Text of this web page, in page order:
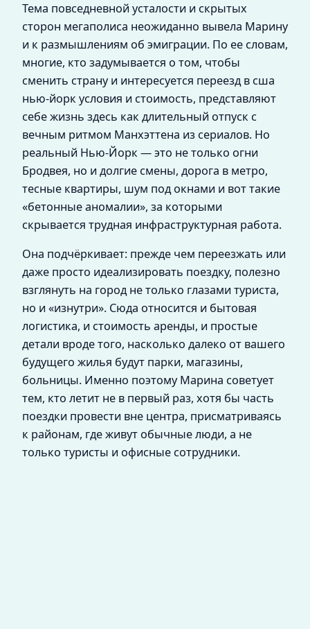
Тема повседневной усталости и скрытых
сторон мегаполиса неожиданно вывела Марину
и к размышлениям об эмиграции. По ее словам,
многие, кто задумывается о том, чтобы
сменить страну и интересуется переезд в сша
нью-йорк условия и стоимость, представляют
себе жизнь здесь как длительный отпуск с
вечным ритмом Манхэттена из сериалов. Но
реальный Нью-Йорк — это не только огни
Бродвея, но и долгие смены, дорога в метро,
тесные квартиры, шум под окнами и вот такие
«бетонные аномалии», за которыми
скрывается трудная инфраструктурная работа.
Она подчёркивает: прежде чем переезжать или
даже просто идеализировать поездку, полезно
взглянуть на город не только глазами туриста,
но и «изнутри». Сюда относится и бытовая
логистика, и стоимость аренды, и простые
детали вроде того, насколько далеко от вашего
будущего жилья будут парки, магазины,
больницы. Именно поэтому Марина советует
тем, кто летит не в первый раз, хотя бы часть
поездки провести вне центра, присматриваясь
к районам, где живут обычные люди, а не
только туристы и офисные сотрудники.